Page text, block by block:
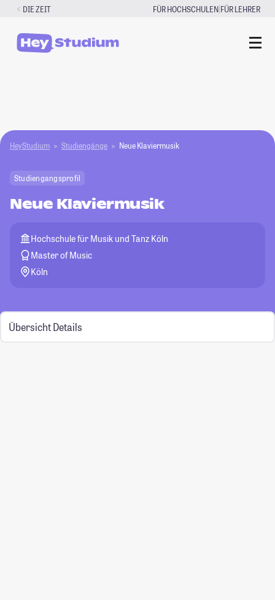
Zum
springen
DIE ZEIT FÜR HOCHSCHULEN|FÜR LEHRER
HeyStudium Studiengänge Neue Klaviermusik
Studiengangsprofil
Neue Klaviermusik
Hochschule für Musik und Tanz Köln
Master of Music
Köln
Übersicht Details